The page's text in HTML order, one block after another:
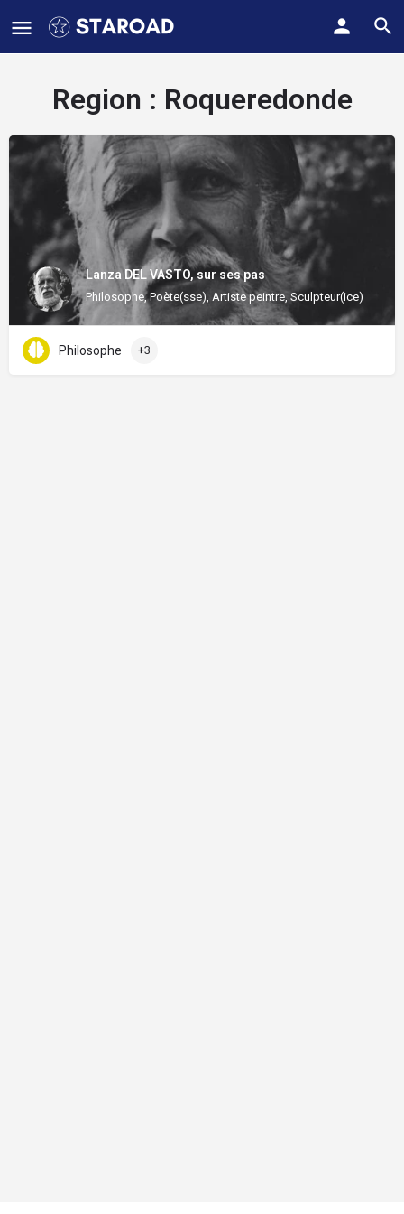
Region : Roqueredonde
Lanza DEL VASTO, sur ses pas
Philosophe, Poète(sse), Artiste peintre, Sculpteur(ice)
Philosophe +3